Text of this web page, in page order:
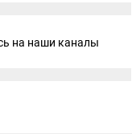
на наши каналы